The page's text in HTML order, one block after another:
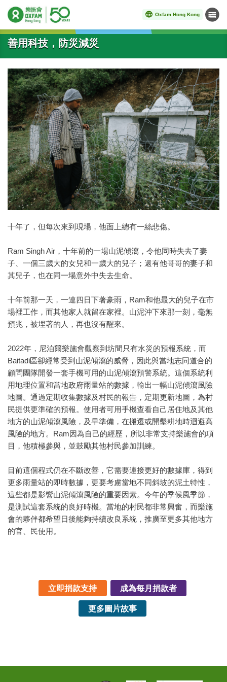
Oxfam Hong Kong Menu
Start main content
善用科技，防災減災
十年了，但每次來到現場，他面上總有一絲悲傷。
Ram Singh Air，十年前的一場山泥傾瀉，令他同時失去了妻
子、一個三歲大的女兒和一歲大的兒子；還有他哥哥的妻子和
其兒子，也在同一場意外中失去生命。
十年前那一天，一連四日下著豪雨，Ram和他最大的兒子在市
場裡工作，而其他家人就留在家裡。山泥沖下來那一刻，毫無
預兆，被埋著的人，再也沒有醒來。
2022年，尼泊爾樂施會觀察到坊間只有水災的預報系統，而
Baitadi區卻經常受到山泥傾瀉的威脅，因此與當地志同道合的
顧問團隊開發一套手機可用的山泥傾瀉預警系統。這個系統利
用地理位置和當地政府雨量站的數據，輸出一幅山泥傾瀉風險
地圖。通過定期收集數據及村民的報告，定期更新地圖，為村
民提供更準確的預報。使用者可用手機查看自己居住地及其他
地方的山泥傾瀉風險，及早準備，在搬遷或開墾耕地時迴避高
風險的地方。Ram因為自己的經歷，所以非常支持樂施會的項
目，他積極參與，並鼓勵其他村民參加訓練。
目前這個程式仍在不斷改善，它需要連接更好的數據庫，得到
更多雨量站的即時數據，更要考慮當地不同斜坡的泥土特性，
這些都是影響山泥傾瀉風險的重要因素。今年的季候風季節，
是測試這套系統的良好時機。當地的村民都非常興奮，而樂施
會的夥伴都希望日後能夠持續改良系統，推廣至更多其他地方
的官、民使用。
立即捐款支持 成為每月捐款者
更多圖片故事